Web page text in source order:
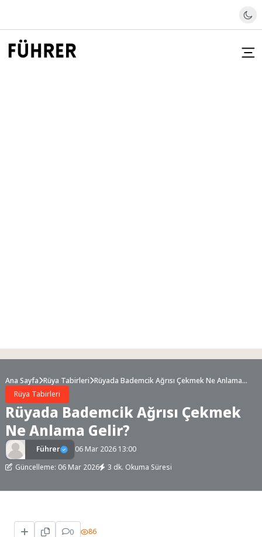
Ana Sayfa Rüya Tabirleri Rüyada Bademcik Ağrısı Çekmek Ne Anlama
Rüya Tabirleri
Rüyada Bademcik Ağrısı Çekmek
Ne Anlama Gelir?
Führer
06 Mar 2026 13:00
Güncelleme: 06 Mar 2026
3 dk. Okuma Süresi
0 86